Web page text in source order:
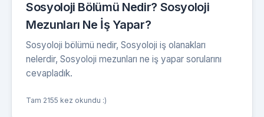
Sosyoloji Bölümü Nedir? Sosyoloji
Mezunları Ne İş Yapar?
Sosyoloji bölümü nedir, Sosyoloji iş olanakları
nelerdir, Sosyoloji mezunları ne iş yapar sorularını
cevapladık.
Tam 2155 kez okundu :)